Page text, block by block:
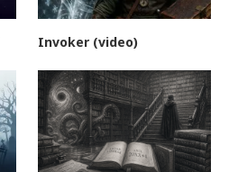
Invoker (video)